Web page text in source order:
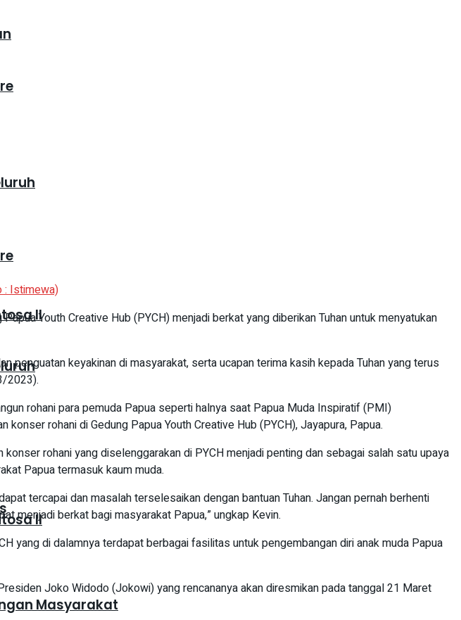
II
Masyarakat
II
: Istimewa)
Youth Creative Hub (PYCH) menjadi berkat yang diberikan Tuhan untuk menyatukan
penguatan keyakinan di masyarakat, serta ucapan terima kasih kepada Tuhan yang terus
2023).
rohani para pemuda Papua seperti halnya saat Papua Muda Inspiratif (PMI)
rohani di Gedung Papua Youth Creative Hub (PYCH), Jayapura, Papua.
rohani yang diselenggarakan di PYCH menjadi penting dan sebagai salah satu upaya
Papua termasuk kaum muda.
tercapai dan masalah terselesaikan dengan bantuan Tuhan. Jangan pernah berhenti
menjadi berkat bagi masyarakat Papua,” ungkap Kevin.
yang di dalamnya terdapat berbagai fasilitas untuk pengembangan diri anak muda Papua
Joko Widodo (Jokowi) yang rencananya akan diresmikan pada tanggal 21 Maret